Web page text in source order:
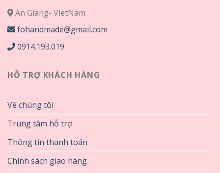
An Giang- VietNam
fohandmade@gmail.com
0914.193.019
HỖ TRỢ KHÁCH HÀNG
Về chúng tôi
Trung tâm hỗ trợ
Thông tin thanh toán
Chính sách giao hàng